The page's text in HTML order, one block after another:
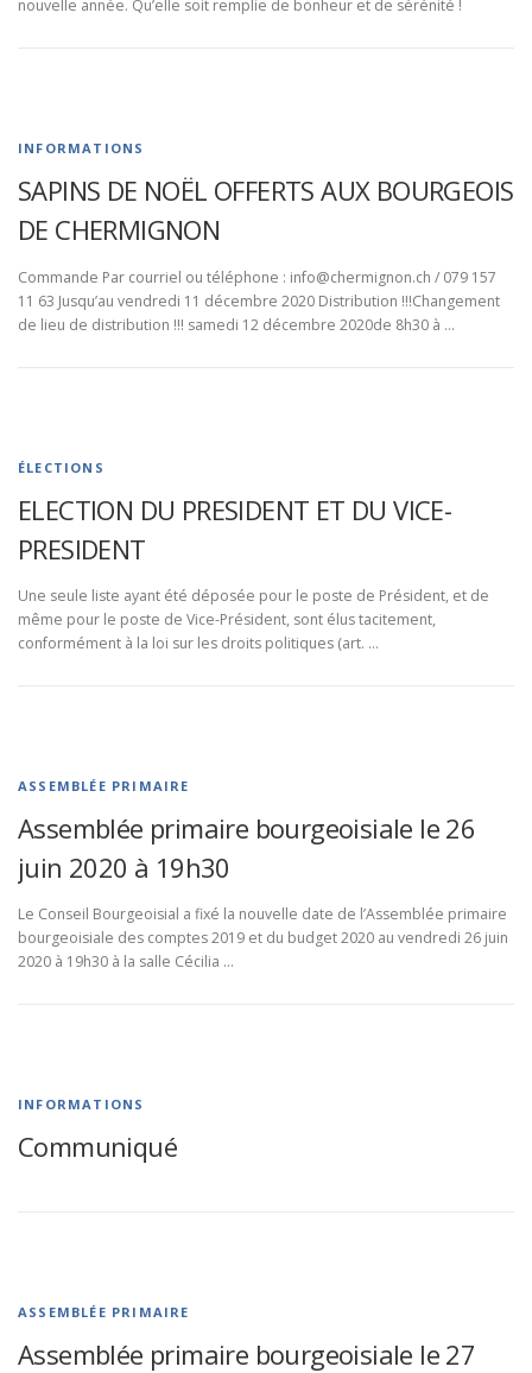
nouvelle année. Qu’elle soit remplie de bonheur et de sérénité !
INFORMATIONS
SAPINS DE NOËL OFFERTS AUX BOURGEOIS
DE CHERMIGNON
Commande Par courriel ou téléphone : info@chermignon.ch / 079 157
11 63 Jusqu’au vendredi 11 décembre 2020 Distribution !!!Changement
de lieu de distribution !!! samedi 12 décembre 2020de 8h30 à …
ÉLECTIONS
ELECTION DU PRESIDENT ET DU VICE-
PRESIDENT
Une seule liste ayant été déposée pour le poste de Président, et de
même pour le poste de Vice-Président, sont élus tacitement,
conformément à la loi sur les droits politiques (art. …
ASSEMBLÉE PRIMAIRE
Assemblée primaire bourgeoisiale le 26
juin 2020 à 19h30
Le Conseil Bourgeoisial a fixé la nouvelle date de l’Assemblée primaire
bourgeoisiale des comptes 2019 et du budget 2020 au vendredi 26 juin
2020 à 19h30 à la salle Cécilia …
INFORMATIONS
Communiqué
ASSEMBLÉE PRIMAIRE
Assemblée primaire bourgeoisiale le 27